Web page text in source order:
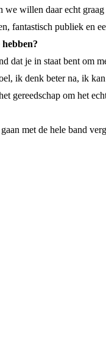
willen daar echt
fantastisch publiek en
dat je in staat bent
ik denk beter na, ik
gereedschap om het
met de hele band